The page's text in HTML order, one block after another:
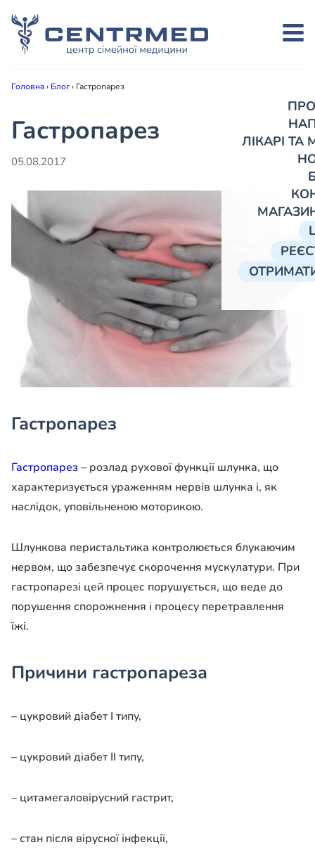
ЛІКАРІ
Головна› Блог› Гастропарез
Гастропарез
05.08.2017
Гастропарез
Гастропарез– розлад рухової функції шлунка, що
характеризується ураженням нервів шлунка і, як
наслідок, уповільненою моторикою.
Шлункова перистальтика контролюється блукаючим
нервом, що забезпечує скорочення мускулатури. При
гастропарезі цей процес порушується, що веде до
порушення спорожнення і процесу перетравлення
їжі.
Причини гастропареза
– цукровий діабет І типу,
– цукровий діабет ІІ типу,
– цитамегаловірусний гастрит,
– стан після вірусної інфекції,